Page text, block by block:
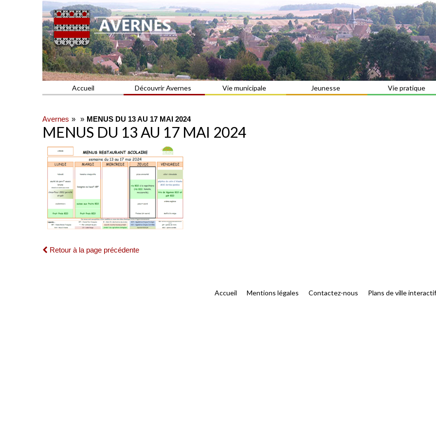
AVERNES
Commune du Val d'Oise
Accueil Découvrir Avernes Vie municipale Jeunesse Vie pratique
Avernes MENUS DU 13 AU 17 MAI 2024
MENUS DU 13 AU 17 MAI 2024
Retour à la page précédente
Accueil Mentions légales Contactez-nous Plans de ville